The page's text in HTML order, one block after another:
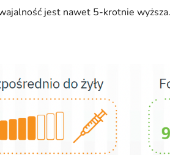
jest nawet 5-krotnie wyższa.